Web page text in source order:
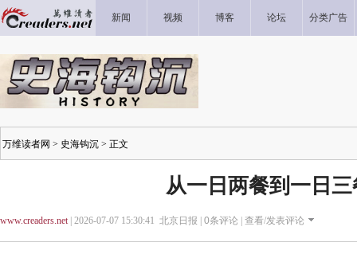
新闻 视频 博客 论坛 分类广告
万维读者网 > 史海钩沉 > 正文
从一日两餐到一日三
www.creaders.net| 2026-07-07 15:30:41 北京日报 | 0条评论 | 查看/发表评论